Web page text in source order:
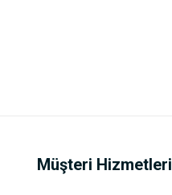
Müşteri Hizmetleri